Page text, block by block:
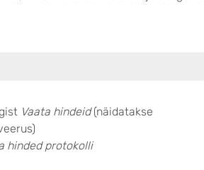
Vaata hindeid(näidatakse
hinded protokolli